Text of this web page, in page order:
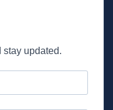
stay updated.